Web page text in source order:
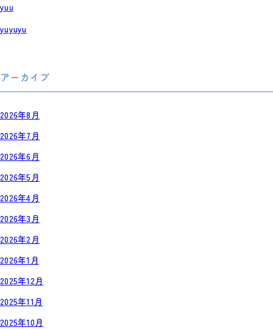
yuu
yuyuyu
アーカイブ
2026年8月
2026年7月
2026年6月
2026年5月
2026年4月
2026年3月
2026年2月
2026年1月
2025年12月
2025年11月
2025年10月